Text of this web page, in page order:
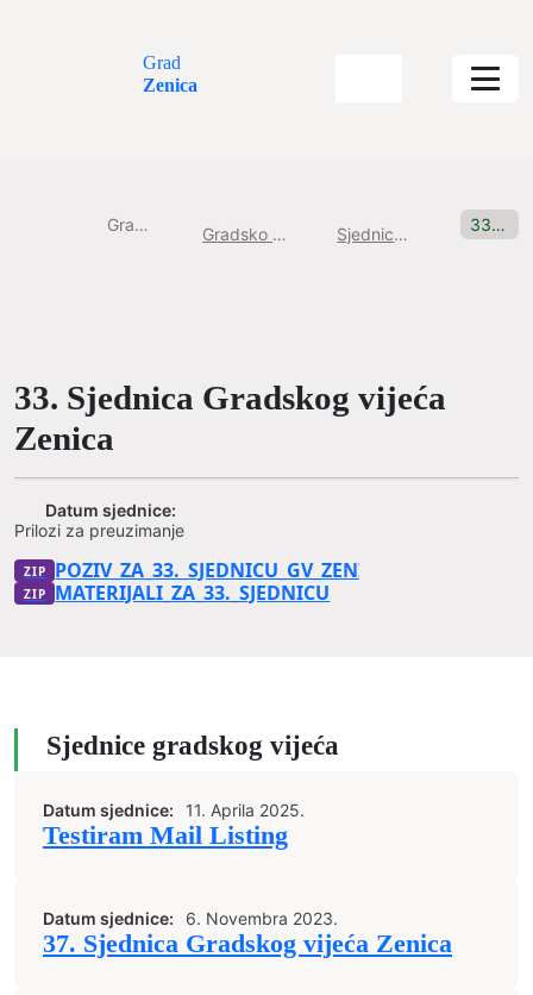
Grad
Zenica
Gradska uprava Gradsko Vijeće Grada Zenice Sjednice Gradskog vijeća 33. Sjednica Gradskog vijeća Zenica
33. Sjednica Gradskog vijeća
Zenica
Prilozi za preuzimanje
POZIV_ZA_33._SJEDNICU_GV_ZENICA
MATERIJALI_ZA_33._SJEDNICU
Datum sjednice:
Sjednice gradskog vijeća
Datum sjednice: 11. Aprila 2025.
Testiram Mail Listing
Datum sjednice: 6. Novembra 2023.
37. Sjednica Gradskog vijeća Zenica